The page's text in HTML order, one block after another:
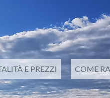
E PREZZI COME